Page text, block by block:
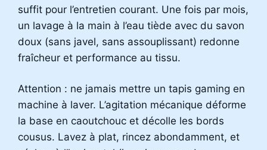
suffit pour l’entretien courant. Une fois par mois,
un lavage à la main à l’eau tiède avec du savon
doux (sans javel, sans assouplissant) redonne
fraîcheur et performance au tissu.
Attention : ne jamais mettre un tapis gaming en
machine à laver. L’agitation mécanique déforme
la base en caoutchouc et décolle les bords
cousus. Lavez à plat, rincez abondamment, et